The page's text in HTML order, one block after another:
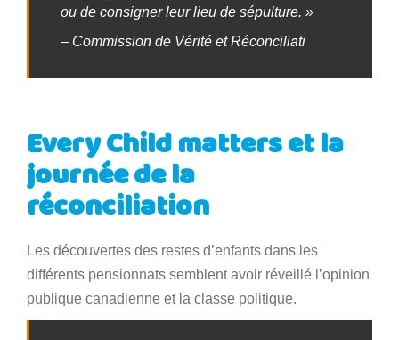
ou de consigner leur lieu de sépulture. »
– Commission de Vérité et Réconciliati
Every Child matters et la
journée de la
réconciliation
Les découvertes des restes d’enfants dans les
différents pensionnats semblent avoir réveillé l’opinion
publique canadienne et la classe politique.